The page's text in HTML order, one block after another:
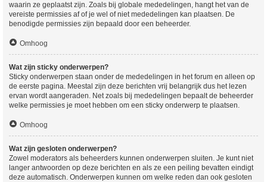
waarin ze geplaatst zijn. Zoals bij globale mededelingen, hangt het van de
vereiste permissies af of je wel of niet mededelingen kan plaatsen. De
benodigde permissies zijn bepaald door een beheerder.
Omhoog
Wat zijn sticky onderwerpen?
Sticky onderwerpen staan onder de mededelingen in het forum en alleen op
de eerste pagina. Meestal zijn deze berichten vrij belangrijk dus het lezen
ervan wordt aangeraden. Net zoals bij mededelingen bepaalt de beheerder
welke permissies je moet hebben om een sticky onderwerp te plaatsen.
Omhoog
Wat zijn gesloten onderwerpen?
Zowel moderators als beheerders kunnen onderwerpen sluiten. Je kunt niet
langer antwoorden op deze berichten en als ze een peiling bevatten eindigt
deze automatisch. Onderwerpen kunnen om welke reden dan ook gesloten